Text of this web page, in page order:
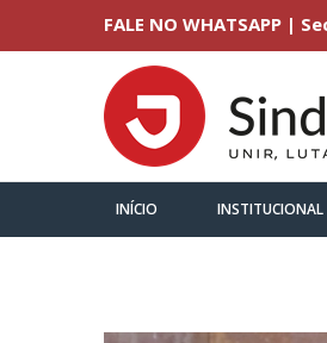
FALE NO WHATSAPP |
INÍCIO INSTITUCIONAL